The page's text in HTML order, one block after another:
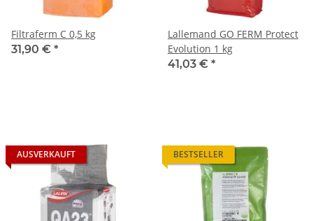
Filtraferm C 0,5 kg
31,90 € *
Lallemand GO FERM Protect
Evolution 1 kg
41,03 € *
AUSVERKAUFT BESTSELLER